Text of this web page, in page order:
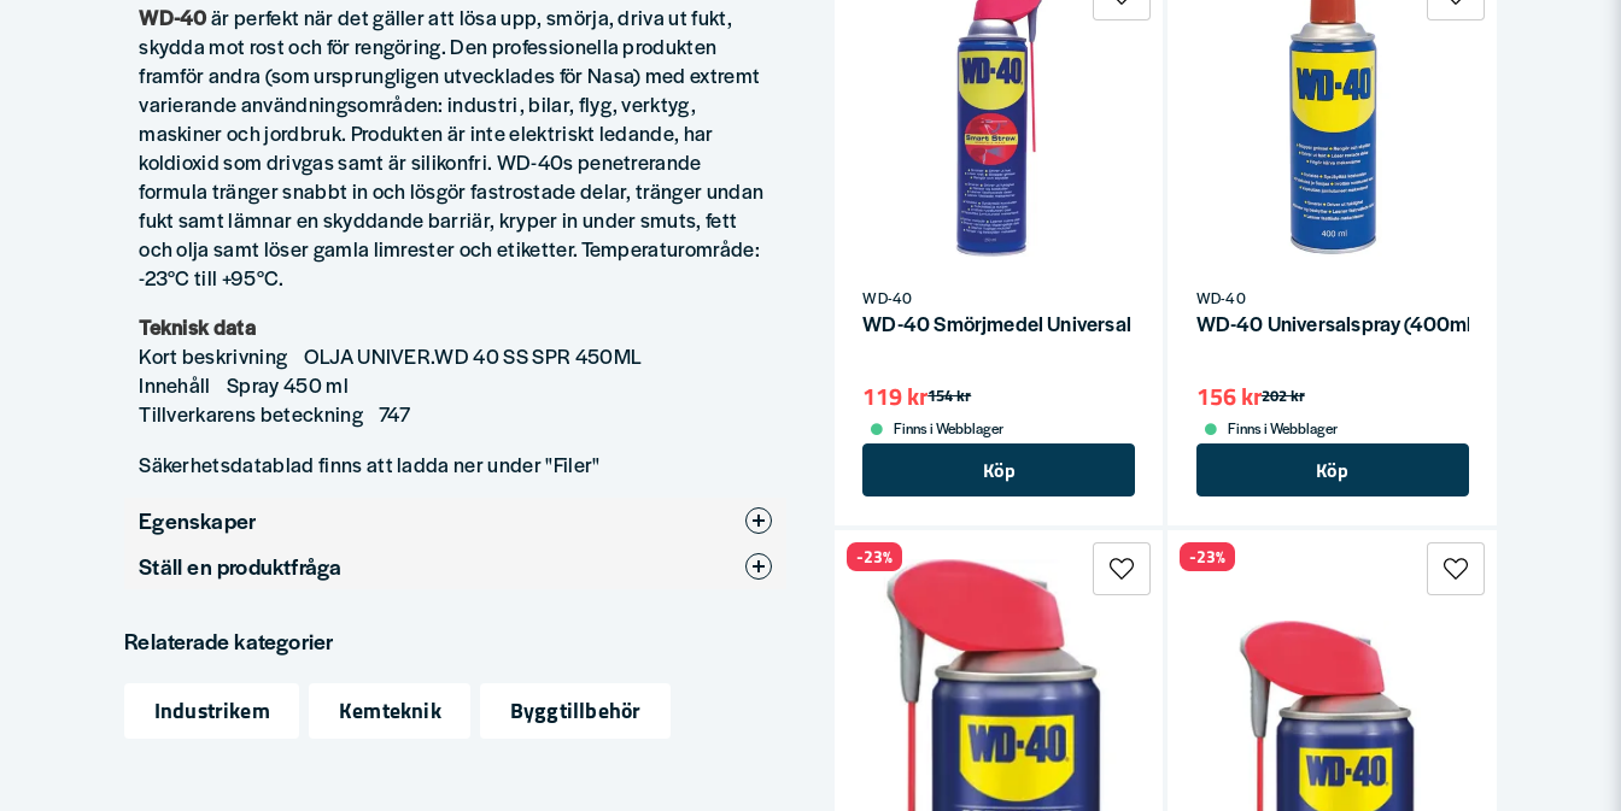
WD-40är perfekt när det gäller att lösa upp, smörja, driva ut fukt,
skydda mot rost och för rengöring. Den professionella produkten
framför andra (som ursprungligen utvecklades för Nasa) med extremt
varierande användningsområden: industri, bilar, flyg, verktyg,
maskiner och jordbruk. Produkten är inte elektriskt ledande, har
koldioxid som drivgas samt är silikonfri. WD-40s penetrerande
formula tränger snabbt in och lösgör fastrostade delar, tränger undan
fukt samt lämnar en skyddande barriär, kryper in under smuts, fett
och olja samt löser gamla limrester och etiketter. Temperaturområde:
-23°C till +95°C.
Teknisk data
Kort beskrivning OLJA UNIVER.WD 40 SS SPR 450ML
Innehåll Spray 450 ml
Tillverkarens beteckning 747
Säkerhetsdatablad finns att ladda ner under"Filer"
Egenskaper
Produkttyp
Ställ en produktfråga
Fråga oss något om denna produkten...
Relaterade kategorier
Industrikem Kemteknik Byggtillbehör
WD-40
WD-40 Smörjmedel Universal Smart Straw (250ml)
154 kr
119 kr
Finns i Webblager
Köp
WD-40
WD-40 Universalspray (400ml)
202 kr
156 kr
Finns i Webblager
Köp
-23% -23%